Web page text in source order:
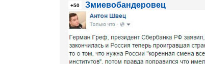
+50 Змиевобандеровец